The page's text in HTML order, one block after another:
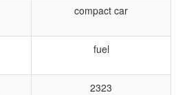
compact car
fuel
2323